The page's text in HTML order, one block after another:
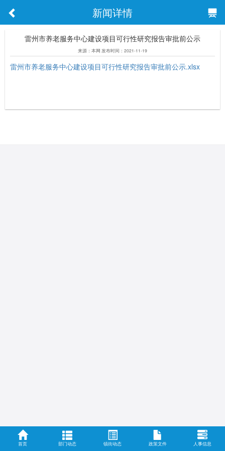
新闻详情
雷州市养老服务中心建设项目可行性研究报告审批前公示
来源：本网 发布时间：2021-11-19
雷州市养老服务中心建设项目可行性研究报告审批前公示.xlsx
首页 部门动态 镇街动态 政策文件 人事信息